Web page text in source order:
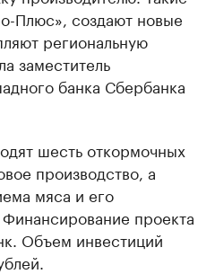
Плюс», создают новые
региональную
заместитель
банка Сбербанка
шесть откормочных
производство, а
мяса и его
проекта
Объем инвестиций